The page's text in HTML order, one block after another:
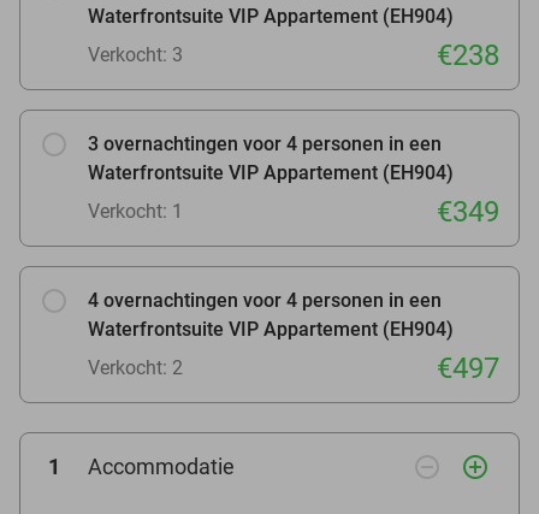
Waterfrontsuite VIP Appartement (EH904)
Verkocht: 3
€238
3 overnachtingen voor 4 personen in een
Waterfrontsuite VIP Appartement (EH904)
Verkocht: 1
€349
4 overnachtingen voor 4 personen in een
Waterfrontsuite VIP Appartement (EH904)
Verkocht: 2
€497
1 Accommodatie remove_circle_outline add_circle_outline